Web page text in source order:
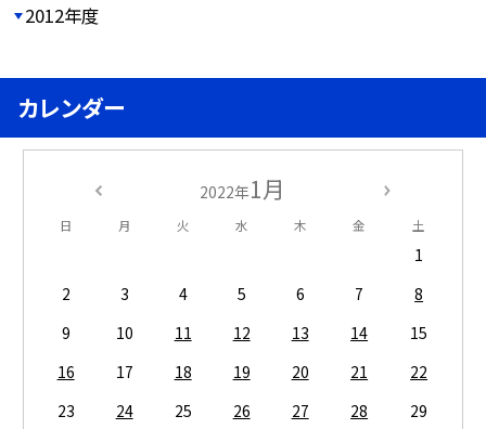
2012年度
カレンダー
2022年1月
日 月 火 水 木 金 土
1
2
3 4 5 6 7
8
9
10 11 12 13 14
15
16
17 18 19 20 21
22
23
24 25 26 27 28
29